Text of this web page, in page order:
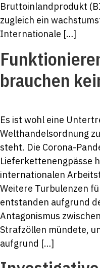
Bruttoinlandprodukt
zugleich ein
Internationale […]
brauchen
Es ist wohl eine
Welthandelsordnung
steht. Die Corona-
Lieferkettenengpässe
internationalen
Weitere Turbulenzen
entstanden aufgrund
Antagonismus
Strafzöllen mündete,
aufgrund […]